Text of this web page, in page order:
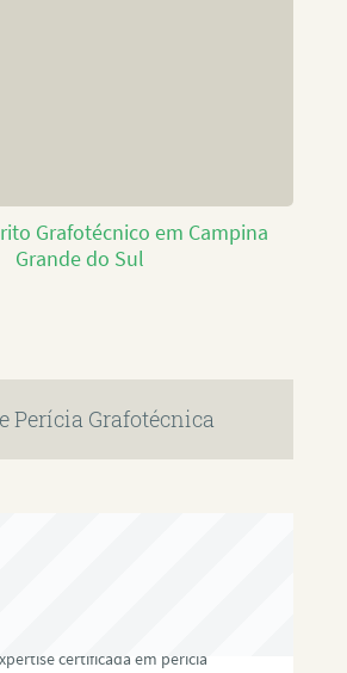
Grafotécnico em Campina
Grande do Sul
Perícia Grafotécnica
certificada em perícia